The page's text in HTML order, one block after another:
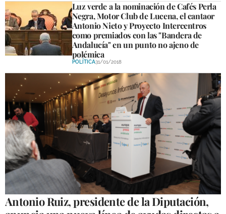
Luz verde a la nominación de Cafés Perla
Negra, Motor Club de Lucena, el cantaor
Antonio Nieto y Proyecto Intercentros
como premiados con las "Bandera de
Andalucía" en un punto no ajeno de
polémica
POLÍTICA31/01/2018
Antonio Ruiz, presidente de la Diputación,